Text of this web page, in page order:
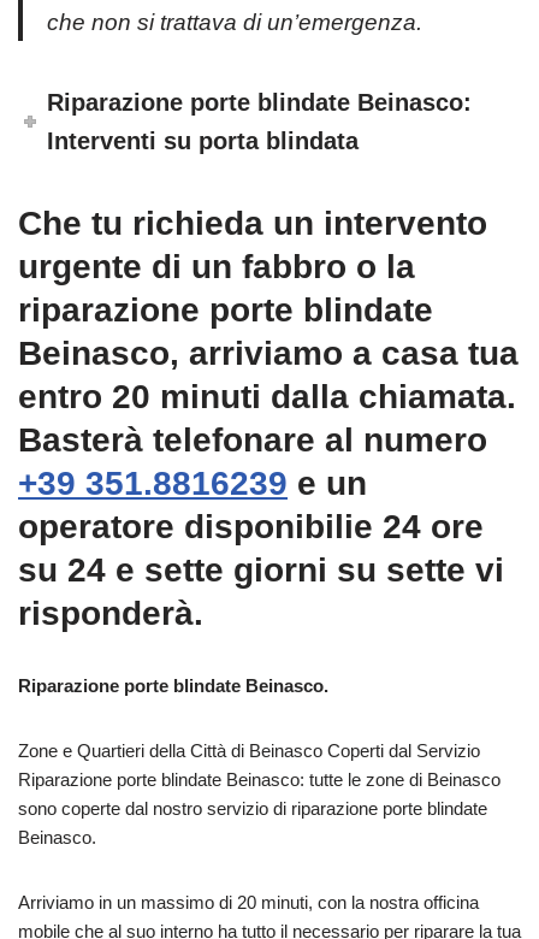
che non si trattava di un’emergenza.
Riparazione porte blindate Beinasco:
Interventi su porta blindata
Che tu richieda un intervento
urgente di un fabbro o la
riparazione porte blindate
Beinasco, arriviamo a casa tua
entro 20 minuti dalla chiamata.
Basterà telefonare al numero
+39 351.8816239 e un
operatore disponibilie 24 ore
su 24 e sette giorni su sette vi
risponderà.
Riparazione porte blindate Beinasco.
Zone e Quartieri della Città di Beinasco Coperti dal Servizio
Riparazione porte blindate Beinasco: tutte le zone di Beinasco
sono coperte dal nostro servizio di riparazione porte blindate
Beinasco.
Arriviamo in un massimo di 20 minuti, con la nostra officina
mobile che al suo interno ha tutto il necessario per riparare la tua